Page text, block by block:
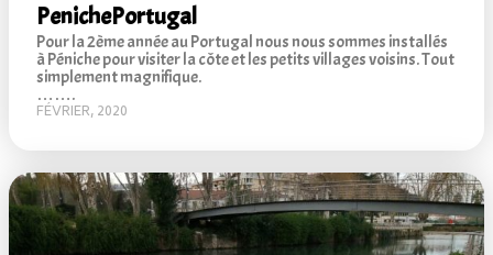
PenichePortugal
Pour la 2ème année au Portugal nous nous sommes installés
à Péniche pour visiter la côte et les petits villages voisins. Tout
simplement magnifique.
…….
FÉVRIER, 2020